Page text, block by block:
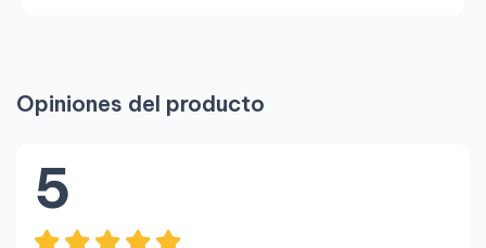
Opiniones del producto
5